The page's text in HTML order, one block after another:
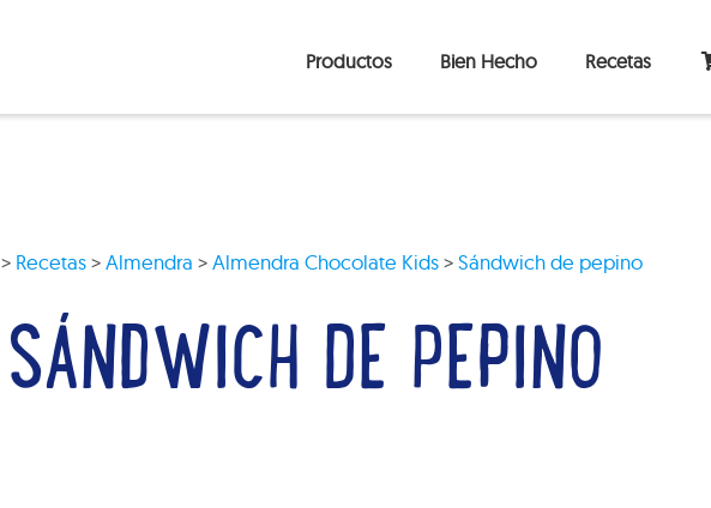
Productos Bien Hecho Recetas
> Recetas>Almendra >Almendra Chocolate Kids>Sándwich de pepino
SÁNDWICH DE PEPINO